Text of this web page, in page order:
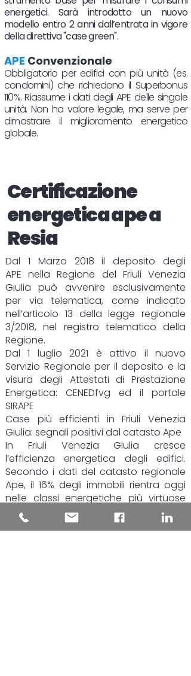
energetici. Sarà introdotto un nuovo
modello entro 2 anni dall’entrata in vigore
della direttiva "case green".
APE Convenzionale
Obbligatorio per edifici con più unità (es.
condomini) che richiedono il Superbonus
110%. Riassume i dati degli APE delle singole
unità. Non ha valore legale, ma serve per
dimostrare il miglioramento energetico
globale.
Certificazione
energetica ape a
Resia
Dal 1 Marzo 2018 il deposito degli
APE nella Regione del Friuli Venezia
Giulia può avvenire esclusivamente
per via telematica, come indicato
nell’articolo 13 della legge regionale
3/2018, nel registro telematico della
Regione.
Dal 1 luglio 2021 è attivo il nuovo
Servizio Regionale per il deposito e la
visura degli Attestati di Prestazione
Energetica: CENEDfvg ed il portale
SIRAPE
Case più efficienti in Friuli Venezia
Giulia: segnali positivi dal catasto Ape
In Friuli Venezia Giulia cresce
l’efficienza energetica degli edifici.
Secondo i dati del catasto regionale
Ape, il 16% degli immobili rientra oggi
nelle classi energetiche più virtuose
(da A4 a B), il 39% si colloca nelle fasce
intermedie, mentre poco meno del